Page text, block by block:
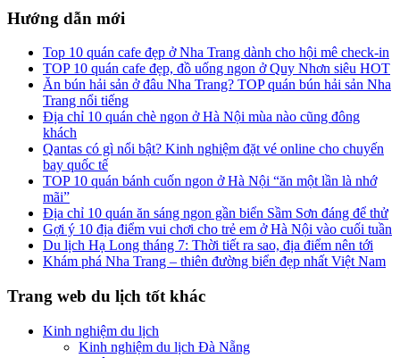
Hướng dẫn mới
Top 10 quán cafe đẹp ở Nha Trang dành cho hội mê check-in
TOP 10 quán cafe đẹp, đồ uống ngon ở Quy Nhơn siêu HOT
Ăn bún hải sản ở đâu Nha Trang? TOP quán bún hải sản Nha
Trang nổi tiếng
Địa chỉ 10 quán chè ngon ở Hà Nội mùa nào cũng đông
khách
Qantas có gì nổi bật? Kinh nghiệm đặt vé online cho chuyến
bay quốc tế
TOP 10 quán bánh cuốn ngon ở Hà Nội “ăn một lần là nhớ
mãi”
Địa chỉ 10 quán ăn sáng ngon gần biển Sầm Sơn đáng để thử
Gợi ý 10 địa điểm vui chơi cho trẻ em ở Hà Nội vào cuối tuần
Du lịch Hạ Long tháng 7: Thời tiết ra sao, địa điểm nên tới
Khám phá Nha Trang – thiên đường biển đẹp nhất Việt Nam
Trang web du lịch tốt khác
Kinh nghiệm du lịch
Kinh nghiệm du lịch Đà Nẵng